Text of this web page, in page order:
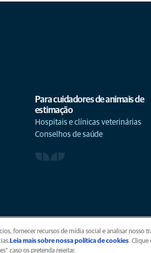
Para cuidadores de animais de
estimação
Hospitais e clínicas veterinárias
Conselhos de saúde
fornecer recursos de mídia social e analisar nosso
Leia mais sobre nossa política de cookies(opens
. Clique
caso os pretenda rejeitar.